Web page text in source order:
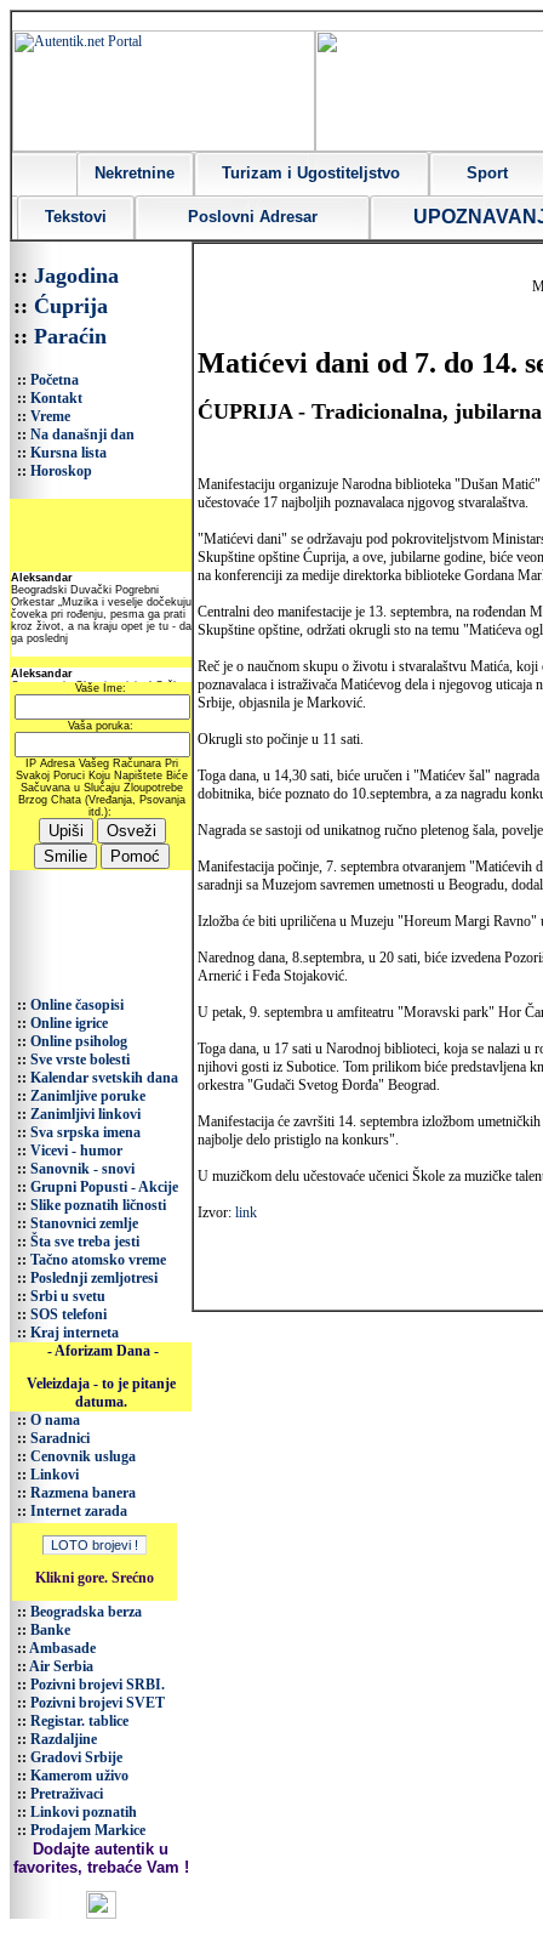
Nekretnine Turizam i Ugostiteljstvo Sport
Tekstovi Poslovni Adresar
:: Jagodina
:: Ćuprija
:: Paraćin
:: Početna
:: Kontakt
:: Vreme
:: Na današnji dan
:: Kursna lista
:: Horoskop
:: Online časopisi
:: Online igrice
:: Online psiholog
:: Sve vrste bolesti
:: Kalendar svetskih dana
:: Zanimljive poruke
:: Zanimljivi linkovi
:: Sva srpska imena
:: Vicevi - humor
:: Sanovnik - snovi
:: Grupni Popusti - Akcije
:: Slike poznatih ličnosti
:: Stanovnici zemlje
:: Šta sve treba jesti
:: Tačno atomsko vreme
:: Poslednji zemljotresi
:: Srbi u svetu
:: SOS telefoni
:: Kraj interneta
- Aforizam Dana -
Veleizdaja - to je pitanje
datuma.
:: O nama
:: Saradnici
:: Cenovnik usluga
:: Linkovi
:: Razmena banera
:: Internet zarada
Klikni gore. Srećno
:: Beogradska berza
:: Banke
:: Ambasade
:: Air Serbia
:: Pozivni brojevi SRBI.
:: Pozivni brojevi SVET
:: Registar. tablice
:: Razdaljine
:: Gradovi Srbije
:: Kamerom uživo
:: Pretraživaci
:: Linkovi poznatih
:: Prodajem Markice
Dodajte autentik u
favorites, trebaće Vam !
Matićevi dani od 7. do 14.
ĆUPRIJA - Tradicionalna,
Manifestaciju organizuje Narodna biblioteka "Dušan Matić"
učestovaće 17 najboljih poznavalaca njgovog stvaralaštva.
"Matićevi dani" se održavaju pod pokroviteljstvom
Skupštine opštine Ćuprija, a ove, jubilarne godine, biće
na konferenciji za medije direktorka biblioteke Gordana
Centralni deo manifestacije je 13. septembra, na rođendan
Skupštine opštine, održati okrugli sto na temu "Matićeva
Reč je o naučnom skupu o životu i stvaralaštvu Matića,
poznavalaca i istraživača Matićevog dela i njegovog uticaja
Srbije, objasnila je Marković.
Okrugli sto počinje u 11 sati.
Toga dana, u 14,30 sati, biće uručen i "Matićev šal"
dobitnika, biće poznato do 10.septembra, a za nagradu
Nagrada se sastoji od unikatnog ručno pletenog šala,
Manifestacija počinje, 7. septembra otvaranjem
saradnji sa Muzejom savremen umetnosti u Beogradu,
Izložba će biti upriličena u Muzeju "Horeum Margi
Narednog dana, 8.septembra, u 20 sati, biće izvedena
Arnerić i Feđa Stojaković.
U petak, 9. septembra u amfiteatru "Moravski park" Hor
Toga dana, u 17 sati u Narodnoj biblioteci, koja se nalazi
njihovi gosti iz Subotice. Tom prilikom biće predstavljena
orkestra "Gudači Svetog Đorđa" Beograd.
Manifestacija će završiti 14. septembra izložbom
najbolje delo pristiglo na konkurs".
U muzičkom delu učestovaće učenici Škole za muzičke
Izvor: link